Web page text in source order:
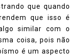
que quando
que isso é
similar com o
coisa, pois não
é um aspecto